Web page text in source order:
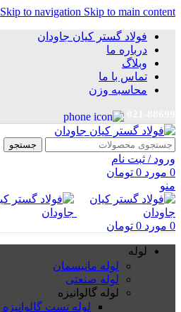
Skip to navigation Skip to main content
فولاد گستر کیان جاودان
درباره ما
وبلاگ
تماس با ما
محاسبه وزن
جستجو
ورود / ثبت نام
0 مورد 0 تومان
منو
0 مورد 0 تومان
لوله
لوله مانیسمان
لوله صنعتی
لوله گالوانیزه
لوله تست گالوانیزه